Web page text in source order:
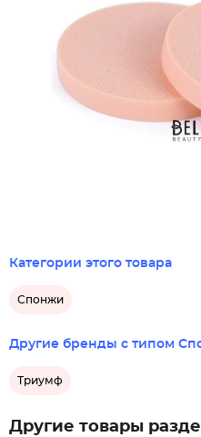
Категории этого товара
Спонжи
Другие бренды с типом
Триумф
Другие товары